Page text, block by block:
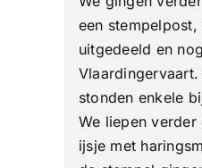
een
uitgedeeld en
stonden enkele
We liepen
ijsje met